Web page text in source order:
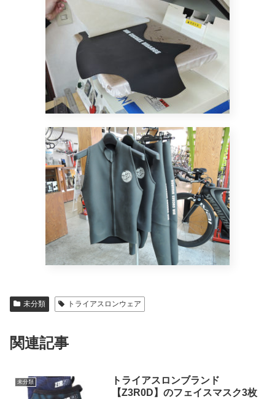
未分類 トライアスロンウェア
関連記事
未分類
トライアスロンブランド
【Z3R0D】のフェイスマスク3枚